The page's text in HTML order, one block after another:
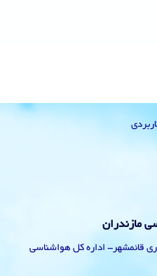
مازندران
5 اتوبان ساری قائمشهر- اداره کل هواشناسی